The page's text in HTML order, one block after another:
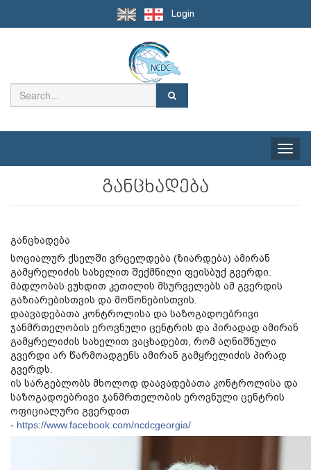
Login
Toggle
განცხადება
განცხადება
სოციალურ ქსელში ვრცელდება (ზიარდება) ამირან
გამყრელიძის სახელით შექმნილი ფეისბუქ გვერდი.
მადლობას ვუხდით კეთილის მსურველებს ამ გვერდის
გაზიარებისთვის და მოწონებისთვის.
დაავადებათა კონტროლისა და საზოგადოებრივი
ჯანმრთელობის ეროვნული ცენტრის და პირადად ამირან
გამყრელიძის სახელით ვაცხადებთ, რომ აღნიშნული
გვერდი არ წარმოადგენს ამირან გამყრელიძის პირად
გვერდს.
ის სარგებლობს მხოლოდ დაავადებათა კონტროლისა და
საზოგადოებრივი ჯანმრთელობის ეროვნული ცენტრის
ოფიციალური გვერდით
- https://www.facebook.com/ncdcgeorgia/